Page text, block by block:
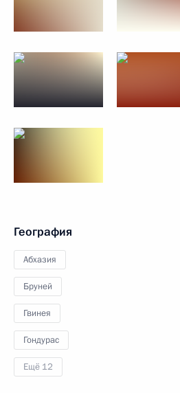
География
Абхазия
Бруней
Гвинея
Гондурас
Ещё 12